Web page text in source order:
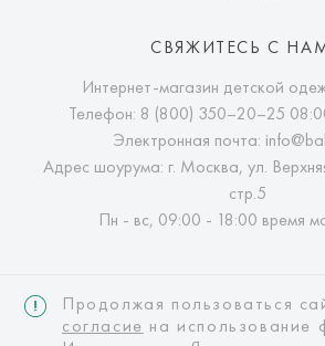
СВЯЖИТЕСЬ С
Интернет-магазин детской
Телефон: 8 (800) 350–20–25
Электронная почта:
Адрес шоурума: г. Москва, ул.
стр.5
Пн - вс, 09:00 - 18:00 время
Продолжая пользоваться
согласие на использование